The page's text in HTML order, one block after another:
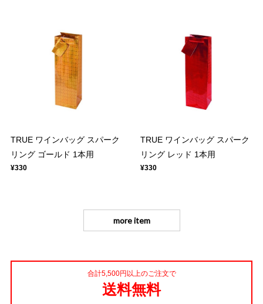
TRUE ワインバッグ スパーク
リング ゴールド 1本用
¥330
TRUE ワインバッグ スパーク
リング レッド 1本用
¥330
more item
合計5,500円以上のご注文で
送料無料